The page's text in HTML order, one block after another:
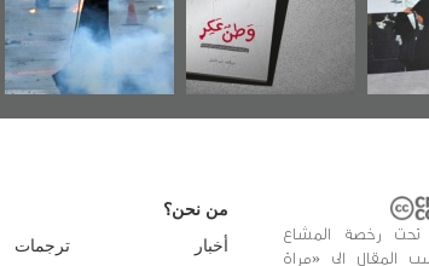
تحت رخصة المشاع
نسب المقال الى «مراة
من نحن؟
أخبار
ترجمات